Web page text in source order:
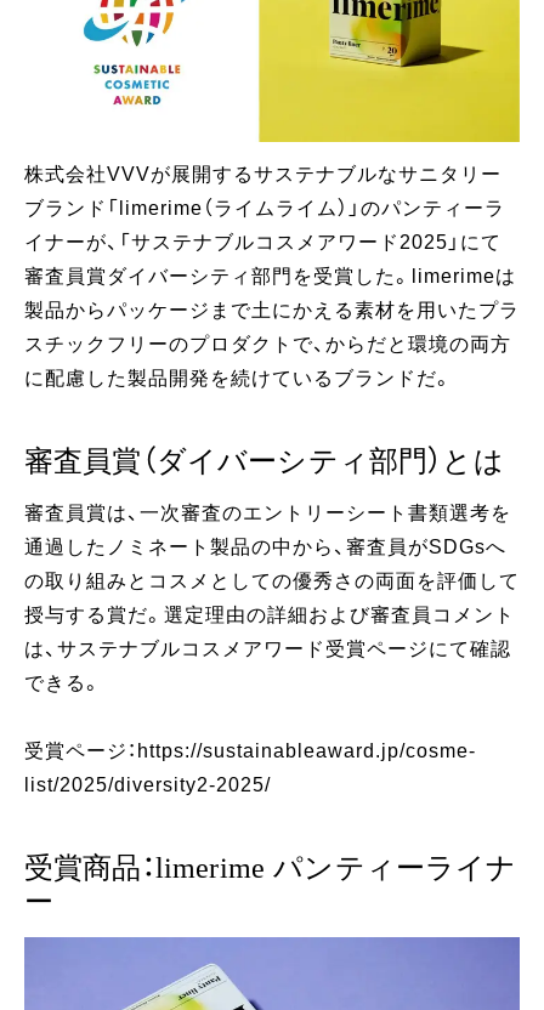
株式会社VVVが展開するサステナブルなサニタリー
ブランド「limerime（ライムライム）」のパンティーラ
イナーが、「サステナブルコスメアワード2025」にて
審査員賞ダイバーシティ部門を受賞した。limerimeは
製品からパッケージまで土にかえる素材を用いたプラ
スチックフリーのプロダクトで、からだと環境の両方
に配慮した製品開発を続けているブランドだ。
審査員賞（ダイバーシティ部門）とは
審査員賞は、一次審査のエントリーシート書類選考を
通過したノミネート製品の中から、審査員がSDGsへ
の取り組みとコスメとしての優秀さの両面を評価して
授与する賞だ。選定理由の詳細および審査員コメント
は、サステナブルコスメアワード受賞ページにて確認
できる。
受賞ページ：https://sustainableaward.jp/cosme-
list/2025/diversity2-2025/
受賞商品：limerime パンティーライナ
ー